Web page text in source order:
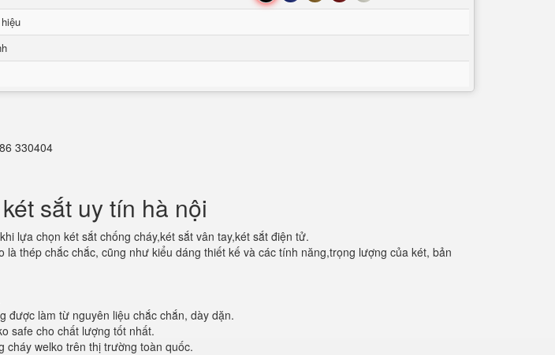
330404
sắt uy tín hà nội
lựa chọn két sắt chống cháy,két sắt vân tay,két sắt điện tử.
thép chắc chắc, cũng như kiểu dáng thiết kế và các tính năng,trọng lượng của két, bản
được làm từ nguyên liệu chắc chắn, dày dặn.
safe cho chất lượng tốt nhất.
cháy welko trên thị trường toàn quốc.